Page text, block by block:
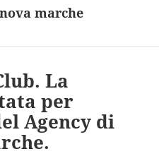
marche
La
per
Agency di